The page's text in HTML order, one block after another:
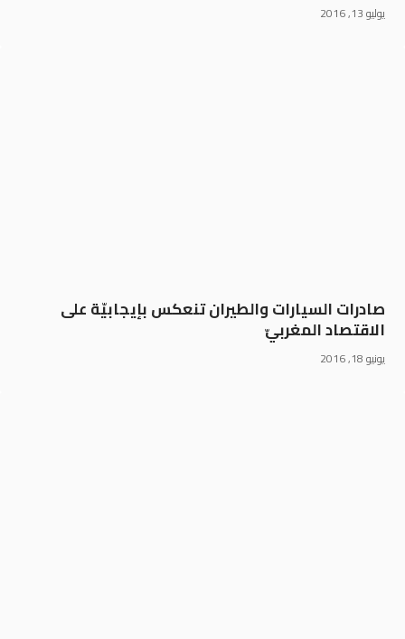
يوليو 13, 2016
صادرات السيارات والطيران تنعكس بإيجابيّة على
الاقتصاد المغربيّ
يونيو 18, 2016